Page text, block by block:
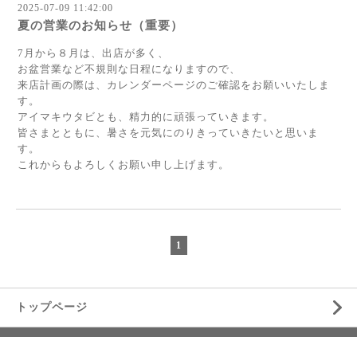
2025-07-09 11:42:00
夏の営業のお知らせ（重要）
7月から８月は、出店が多く、
お盆営業など不規則な日程になりますので、
来店計画の際は、カレンダーページのご確認をお願いいたしま
す。
アイマキウタビとも、精力的に頑張っていきます。
皆さまとともに、暑さを元気にのりきっていきたいと思いま
す。
これからもよろしくお願い申し上げます。
1
トップページ